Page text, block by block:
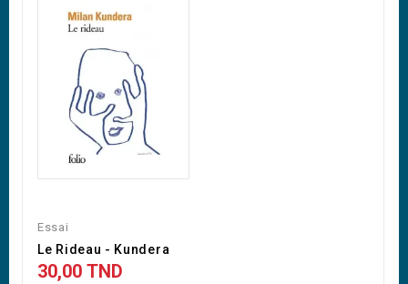
Essai
Le Rideau - Kundera
30,00 TND